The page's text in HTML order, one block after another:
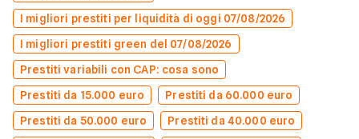
I migliori prestiti per liquidità di oggi 07/08/2026
I migliori prestiti green del 07/08/2026
Prestiti variabili con CAP: cosa sono
Prestiti da 15.000 euro
Prestiti da 60.000 euro
Prestiti da 50.000 euro
Prestiti da 40.000 euro